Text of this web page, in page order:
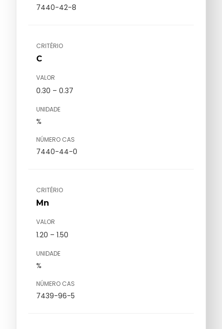
7440-42-8
CRITÉRIO
C
VALOR
0.30 – 0.37
UNIDADE
%
NÚMERO CAS
7440-44-0
CRITÉRIO
Mn
VALOR
1.20 – 1.50
UNIDADE
%
NÚMERO CAS
7439-96-5